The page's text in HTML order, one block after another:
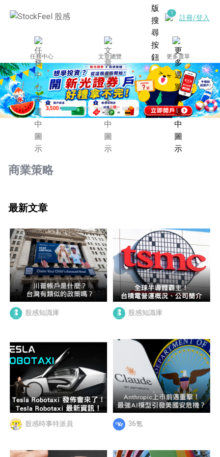
註冊/登入
任務中心 文章總覽 更多選單
商業策略
最新文章
股感知識庫 股感知識庫
股感時事特派員 36氪